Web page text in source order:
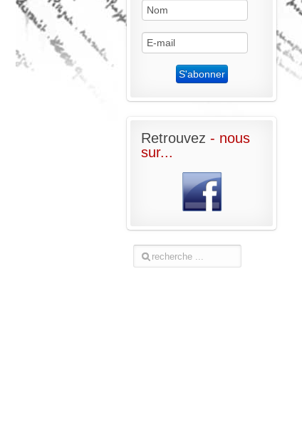
Retrouvez - nous
sur...